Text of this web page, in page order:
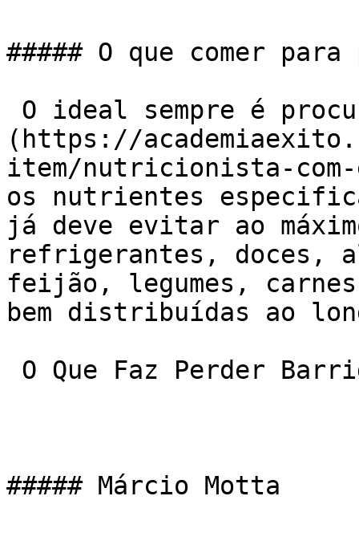
##### O que comer
(https://
item/nutricionista-
os nutrientes
já deve evitar ao
refrigerantes, doces,
feijão, legumes, carnes
bem distribuídas ao
##### Márcio Motta